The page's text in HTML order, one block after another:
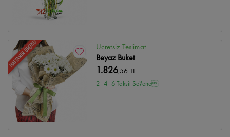
HAFTANIN ÜRÜNÜ Ücretsiz Teslimat
Beyaz Buket
1.826,56 TL
2 - 4 - 6 Taksit Se?enei